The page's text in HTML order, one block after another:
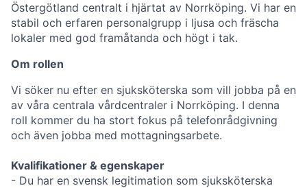
Östergötland centralt i hjärtat av Norrköping. Vi har en
stabil och erfaren personalgrupp i ljusa och fräscha
lokaler med god framåtanda och högt i tak.
Om rollen
Vi söker nu efter en sjuksköterska som vill jobba på en
av våra centrala vårdcentraler i Norrköping. I denna
roll kommer du ha stort fokus på telefonrådgivning
och även jobba med mottagningsarbete.
Kvalifikationer & egenskaper
- Du har en svensk legitimation som sjuksköterska